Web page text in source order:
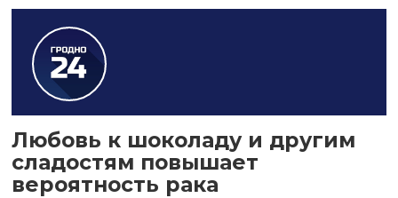
Любовь к шоколаду и другим
сладостям повышает
вероятность рака